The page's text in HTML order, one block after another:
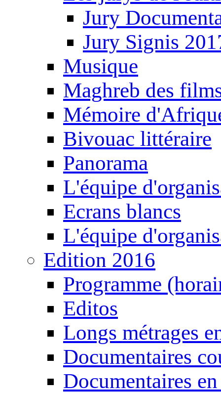
Jury
Jury Signis
Musique
Maghreb des
Mémoire
Bivouac littéraire
Panorama
L'équipe
Ecrans blancs
L'équipe
Edition 2016
Programme
Editos
Longs métrages
Documentaires
Documentaires